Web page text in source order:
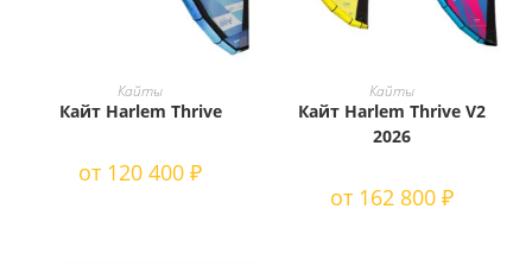
ВЫБЕРИТЕ ПАРАМЕТРЫ
товар
имеет
несколько
можно
выбрать
Кайты
Кайт Harlem Thrive
от 120 400₽
ВЫБЕРИТЕ ПАРАМЕТРЫ
товар
имеет
несколько
вариаций.
Опции
на
Кайты
Кайт Harlem Thrive V2
2026
от 162 800 ₽